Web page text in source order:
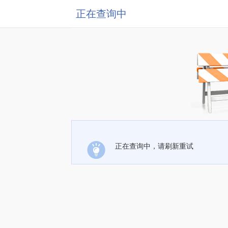
正在查询中
正在查询中，请刷新重试